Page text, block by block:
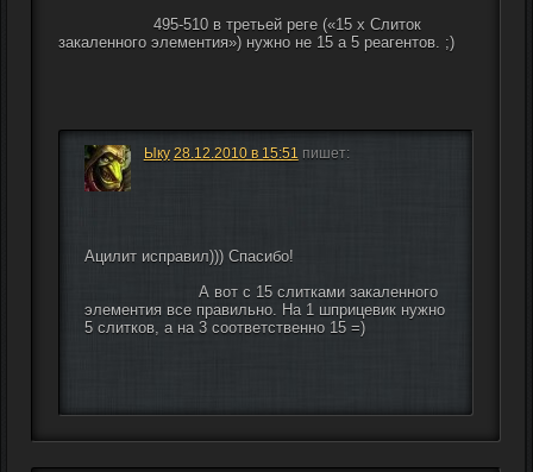
закаленного элементия») нужно не 15 а 5 реагентов. ;)
Ыку 28.12.2010 в 15:51 пишет:
Ацилит исправил))) Спасибо!
элементия все правильно. На 1 шприцевик нужно
5 слитков, а на 3 соответственно 15 =)